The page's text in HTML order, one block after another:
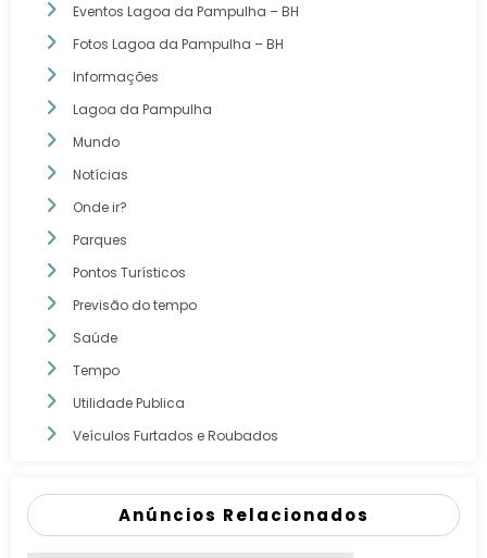
Eventos Lagoa da Pampulha – BH
Fotos Lagoa da Pampulha – BH
Informações
Lagoa da Pampulha
Mundo
Notícias
Onde ir?
Parques
Pontos Turísticos
Previsão do tempo
Saúde
Tempo
Utilidade Publica
Veículos Furtados e Roubados
Anúncios Relacionados